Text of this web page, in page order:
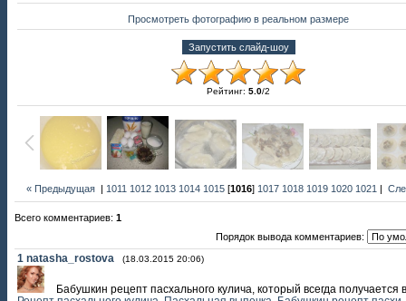
Просмотреть фотографию в реальном размере
Рейтинг: 5.0/2
« Предыдущая | 1011 1012 1013 1014 1015 [1016] 1017 1018 1019 1020 1021 |
Всего комментариев: 1
Порядок вывода комментариев:
1 natasha_rostova (18.03.2015 20:06)
Бабушкин рецепт пасхального кулича, который всегда получается